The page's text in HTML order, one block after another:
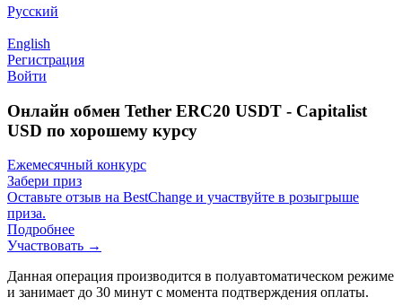
Русский
English
Регистрация
Войти
Онлайн обмен Tether ERC20 USDT - Capitalist
USD по хорошему курсу
Ежемесячный конкурс
Забери приз
Оставьте отзыв на BestChange и участвуйте в розыгрыше
приза.
Подробнее
Участвовать →
Данная операция производится в полуавтоматическом режиме
и занимает до 30 минут с момента подтверждения оплаты.